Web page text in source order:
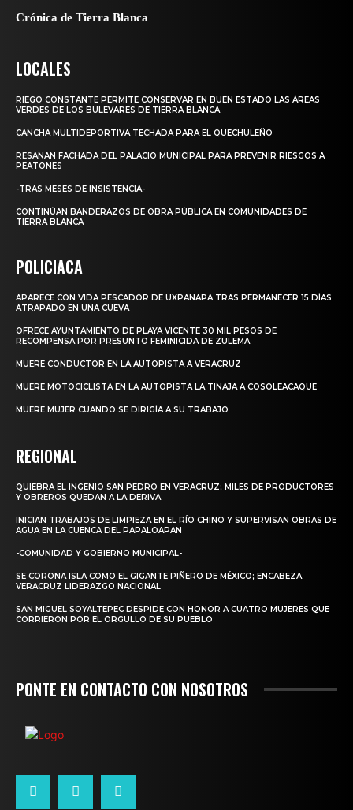
Crónica de Tierra Blanca
LOCALES
RIEGO CONSTANTE PERMITE CONSERVAR EN BUEN ESTADO LAS ÁREAS
VERDES DE LOS BULEVARES DE TIERRA BLANCA
CANCHA MULTIDEPORTIVA TECHADA PARA EL QUECHULEÑO
RESANAN FACHADA DEL PALACIO MUNICIPAL PARA PREVENIR RIESGOS A
PEATONES
-TRAS MESES DE INSISTENCIA-
CONTINÚAN BANDERAZOS DE OBRA PÚBLICA EN COMUNIDADES DE
TIERRA BLANCA
POLICIACA
APARECE CON VIDA PESCADOR DE UXPANAPA TRAS PERMANECER 15 DÍAS
ATRAPADO EN UNA CUEVA
OFRECE AYUNTAMIENTO DE PLAYA VICENTE 30 MIL PESOS DE
RECOMPENSA POR PRESUNTO FEMINICIDA DE ZULEMA
MUERE CONDUCTOR EN LA AUTOPISTA A VERACRUZ
MUERE MOTOCICLISTA EN LA AUTOPISTA LA TINAJA A COSOLEACAQUE
MUERE MUJER CUANDO SE DIRIGÍA A SU TRABAJO
REGIONAL
QUIEBRA EL INGENIO SAN PEDRO EN VERACRUZ; MILES DE PRODUCTORES
Y OBREROS QUEDAN A LA DERIVA
INICIAN TRABAJOS DE LIMPIEZA EN EL RÍO CHINO Y SUPERVISAN OBRAS DE
AGUA EN LA CUENCA DEL PAPALOAPAN
-COMUNIDAD Y GOBIERNO MUNICIPAL-
SE CORONA ISLA COMO EL GIGANTE PIÑERO DE MÉXICO; ENCABEZA
VERACRUZ LIDERAZGO NACIONAL
SAN MIGUEL SOYALTEPEC DESPIDE CON HONOR A CUATRO MUJERES QUE
CORRIERON POR EL ORGULLO DE SU PUEBLO
PONTE EN CONTACTO CON NOSOTROS